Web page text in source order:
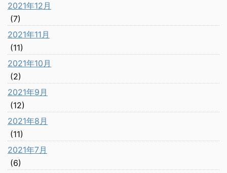
2021年12月
(7)
2021年11月
(11)
2021年10月
(2)
2021年9月
(12)
2021年8月
(11)
2021年7月
(6)